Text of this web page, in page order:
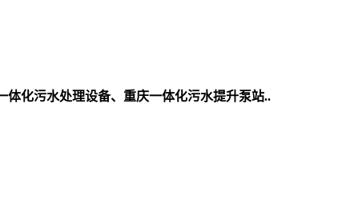
化污水处理设备、重庆一体化污水提升泵站..